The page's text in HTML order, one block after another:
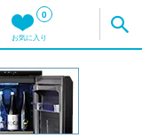
0
お気に入り